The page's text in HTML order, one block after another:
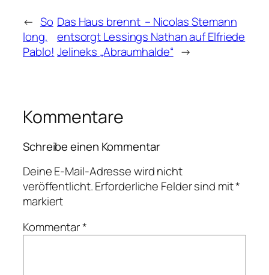
← So
long,
Pablo!
Das Haus brennt  – Nicolas Stemann
entsorgt Lessings Nathan auf Elfriede
Jelineks „Abraumhalde“ →
Kommentare
Schreibe einen Kommentar
Deine E-Mail-Adresse wird nicht
veröffentlicht.Erforderliche Felder sind mit*
markiert
Kommentar*